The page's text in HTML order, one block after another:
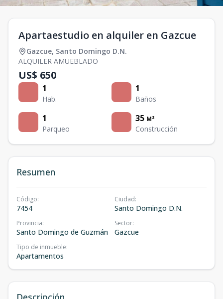
Apartaestudio en alquiler en Gazcue
Gazcue, Santo Domingo D.N.
ALQUILER AMUEBLADO
US$ 650
1
Hab.
1
Baños
1
Parqueo
35 M²
Construcción
Resumen
Código:
7454
Ciudad:
Santo Domingo D.N.
Provincia:
Santo Domingo de Guzmán
Sector:
Gazcue
Tipo de inmueble:
Apartamentos